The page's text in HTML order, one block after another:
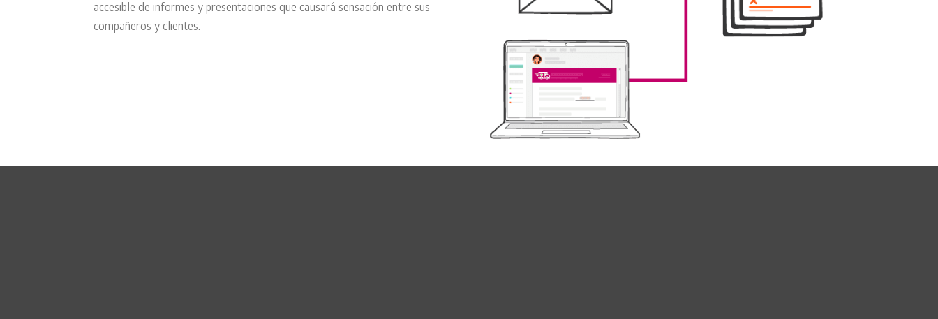
accesible de informes y presentaciones que causará sensación entre sus
compañeros y clientes.